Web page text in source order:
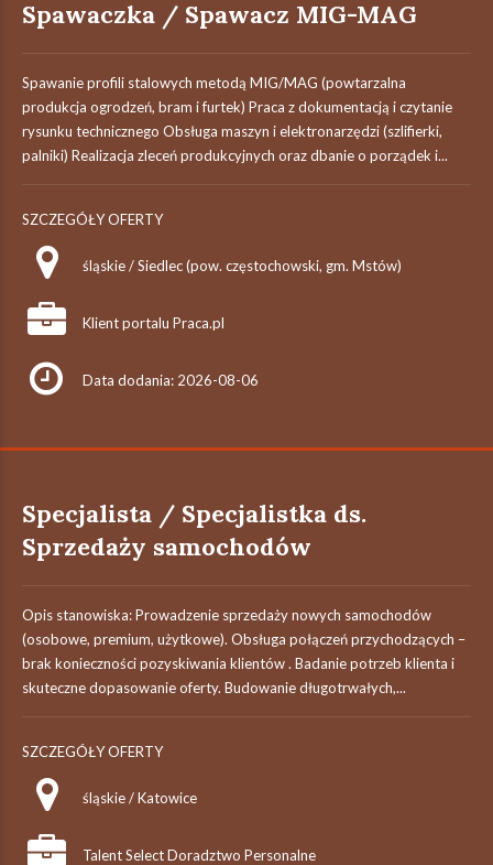
Spawaczka / Spawacz MIG-MAG
Spawanie profili stalowych metodą MIG/MAG (powtarzalna
produkcja ogrodzeń, bram i furtek) Praca z dokumentacją i czytanie
rysunku technicznego Obsługa maszyn i elektronarzędzi (szlifierki,
palniki) Realizacja zleceń produkcyjnych oraz dbanie o porządek i...
SZCZEGÓŁY OFERTY
śląskie / Siedlec (pow. częstochowski, gm. Mstów)
Klient portalu Praca.pl
Data dodania: 2026-08-06
Specjalista / Specjalistka ds.
Sprzedaży samochodów
Opis stanowiska: Prowadzenie sprzedaży nowych samochodów
(osobowe, premium, użytkowe). Obsługa połączeń przychodzących –
brak konieczności pozyskiwania klientów . Badanie potrzeb klienta i
skuteczne dopasowanie oferty. Budowanie długotrwałych,...
SZCZEGÓŁY OFERTY
śląskie / Katowice
Talent Select Doradztwo Personalne